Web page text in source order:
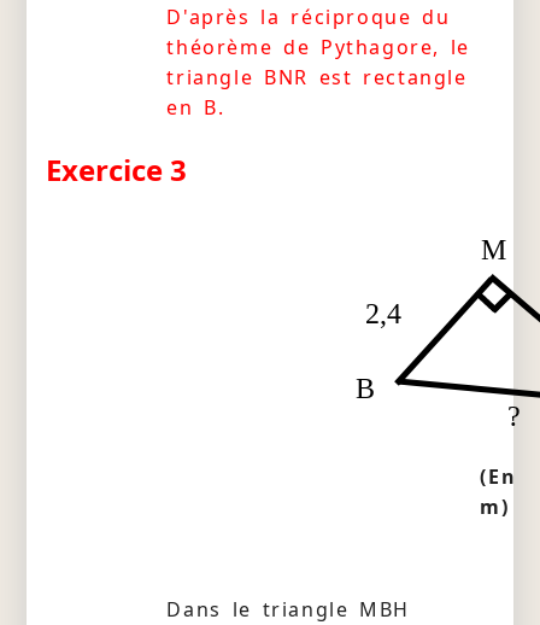
D'après la réciproque du
théorème de Pythagore, le
triangle BNR est rectangle
en B.
Exercice 3
M
B
2,4
?
(En
m)
Dans le triangle MBH